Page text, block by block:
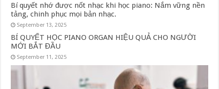
Bí quyết nhớ được nốt nhạc khi học piano: Nắm vững nền
tảng, chinh phục mọi bản nhạc.
September 13, 2025
BÍ QUYẾT HỌC PIANO ORGAN HIỆU QUẢ CHO NGƯỜI
MỚI BẮT ĐẦU
September 11, 2025